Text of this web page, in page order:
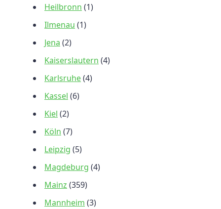
Heilbronn (1)
Ilmenau (1)
Jena (2)
Kaiserslautern (4)
Karlsruhe(4)
Kassel (6)
Kiel (2)
Köln (7)
Leipzig (5)
Magdeburg (4)
Mainz (359)
Mannheim (3)